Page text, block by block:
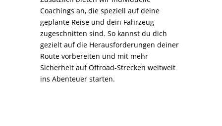
Coachings an, die speziell auf deine
geplante Reise und dein Fahrzeug
zugeschnitten sind. So kannst du dich
gezielt auf die Herausforderungen deiner
Route vorbereiten und mit mehr
Sicherheit auf Offroad-Strecken weltweit
ins Abenteuer starten.